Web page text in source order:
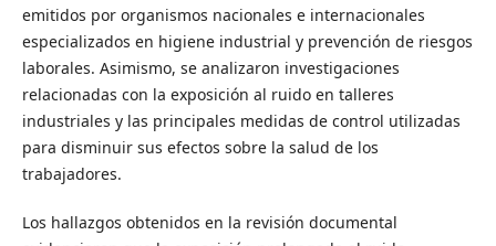
emitidos por organismos nacionales e internacionales
especializados en higiene industrial y prevención de riesgos
laborales. Asimismo, se analizaron investigaciones
relacionadas con la exposición al ruido en talleres
industriales y las principales medidas de control utilizadas
para disminuir sus efectos sobre la salud de los
trabajadores.
Los hallazgos obtenidos en la revisión documental